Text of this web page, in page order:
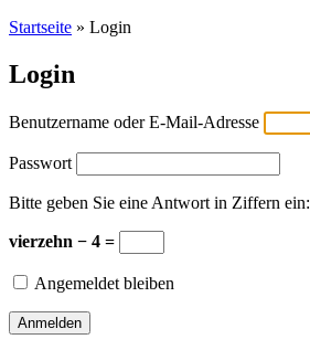
Startseite » Login
Login
Benutzername oder E-Mail-Adresse
Passwort
Bitte geben Sie eine Antwort in Ziffern ein:
vierzehn − 4 =
Angemeldet bleiben